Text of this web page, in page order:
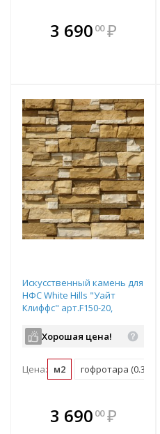
3 690 00 ₽
В комплекте
всегда выгоднее!
Искусственный камень для
НФС White Hills "Уайт
Клиффс" арт.F150-20,
Хорошая цена!
Цена: м2 гофротара (0.35 м2)
3 690 00 ₽
В комплекте
всегда выгоднее!